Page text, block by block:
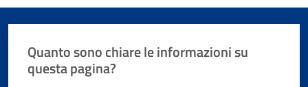
Quanto sono chiare le informazioni su
questa pagina?